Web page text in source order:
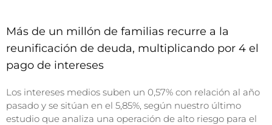
Más de un millón de familias recurre a la
reunificación de deuda, multiplicando por 4 el
pago de intereses
Los intereses medios suben un 0,57% con relación al año
pasado y se sitúan en el 5,85%, según nuestro último
estudio que analiza una operación de alto riesgo para el